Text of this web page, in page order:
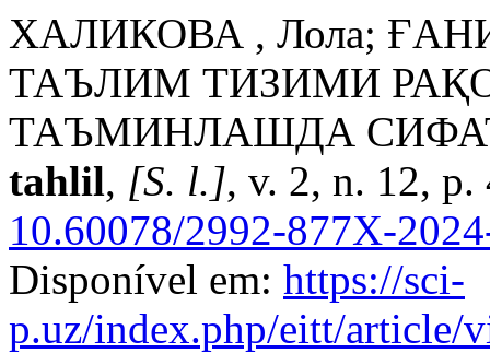
ХАЛИКОВА , Лола;
ТАЪЛИМ ТИЗИМИ
ТАЪМИНЛАШДА
tahlil, [S. l.], v. 2, n. 12,
10.60078/2992-877X-
Disponível em: https://sci-
p.uz/index.php/eitt/article/